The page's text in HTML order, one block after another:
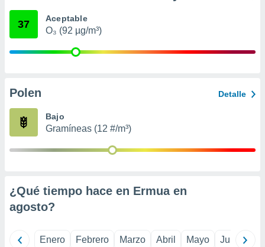
su
u
momento
en
un
datos
37 Aceptable
O₃ (92 µg/m³)
Polen Detalle
Bajo
Gramíneas (12 #/m³)
¿Qué tiempo hace en Ermua en
agosto?
Enero Febrero Marzo Abril Mayo Junio